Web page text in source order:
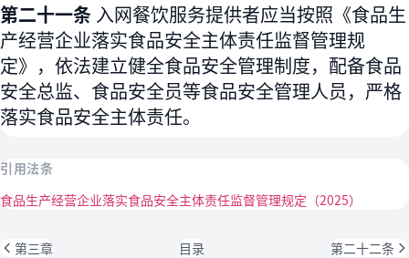
第二十一条 入网餐饮服务提供者应当按照《食品生
产经营企业落实食品安全主体责任监督管理规
定》，依法建立健全食品安全管理制度，配备食品
安全总监、食品安全员等食品安全管理人员，严格
落实食品安全主体责任。
引用法条
食品生产经营企业落实食品安全主体责任监督管理规定（2025）
第三章 目录 第二十二条